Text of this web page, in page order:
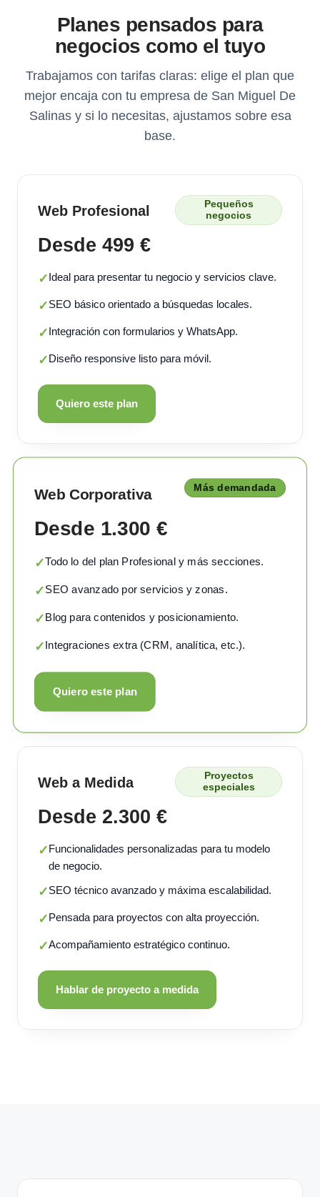
Planes pensados para
negocios como el tuyo
Trabajamos con tarifas claras: elige el plan que
mejor encaja con tu empresa de San Miguel De
Salinas y si lo necesitas, ajustamos sobre esa
base.
Web Profesional
Pequeños
negocios
Desde 499 €
✓Ideal para presentar tu negocio y servicios clave.
✓SEO básico orientado a búsquedas locales.
✓Integración con formularios y WhatsApp.
✓Diseño responsive listo para móvil.
Quiero este plan
Web Corporativa Más demandada
Desde 1.300 €
✓Todo lo del plan Profesional y más secciones.
✓SEO avanzado por servicios y zonas.
✓Blog para contenidos y posicionamiento.
✓Integraciones extra (CRM, analítica, etc.).
Quiero este plan
Web a Medida
Proyectos
especiales
Desde 2.300 €
✓Funcionalidades personalizadas para tu modelo
de negocio.
✓SEO técnico avanzado y máxima escalabilidad.
✓Pensada para proyectos con alta proyección.
✓Acompañamiento estratégico continuo.
Hablar de proyecto a medida